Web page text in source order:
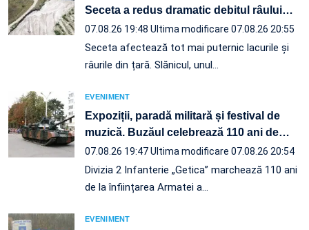
Seceta a redus dramatic debitul râului…
07.08.26 19:48 Ultima modificare 07.08.26 20:55
Seceta afectează tot mai puternic lacurile și
râurile din țară. Slănicul, unul…
EVENIMENT
Expoziții, paradă militară și festival de
muzică. Buzăul celebrează 110 ani de…
07.08.26 19:47Ultima modificare 07.08.26 20:54
Divizia 2 Infanterie „Getica” marchează 110 ani
de la înființarea Armatei a…
EVENIMENT